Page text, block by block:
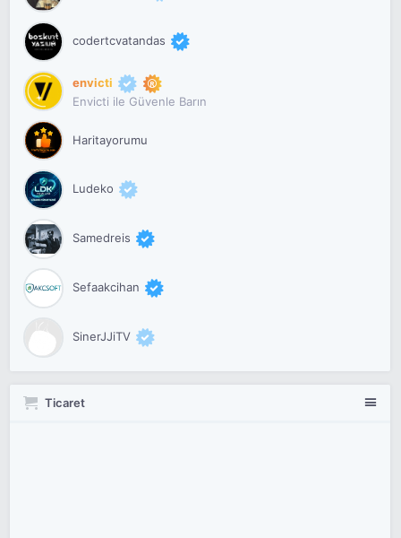
codertcvatandas
envicti
Envicti ile Güvenle Barın
Haritayorumu
Ludeko
Samedreis
Sefaakcihan
SinerJJiTV
Ticaret